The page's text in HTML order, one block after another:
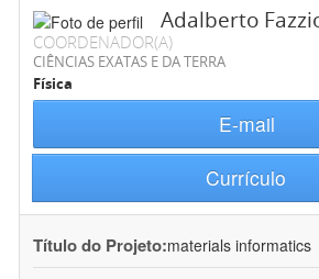
Adalberto
COORDENADOR(A)
CIÊNCIAS EXATAS E DA TERRA
Física
E-mail
Currículo
Título do Projeto:materials informatics